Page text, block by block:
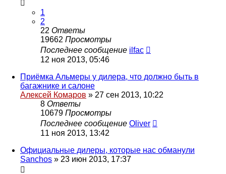
1
2
22 Ответы
19662 Просмотры
Последнее сообщение ilfac
12 ноя 2013, 05:46
Приёмка Альмеры у дилера, что должно быть в
багажнике и салоне
Алексей Комаров » 27 сен 2013, 10:22
8 Ответы
10679 Просмотры
Последнее сообщение Oliver
11 ноя 2013, 13:42
Официальные дилеры, которые нас обманули
Sanchos » 23 июн 2013, 17:37